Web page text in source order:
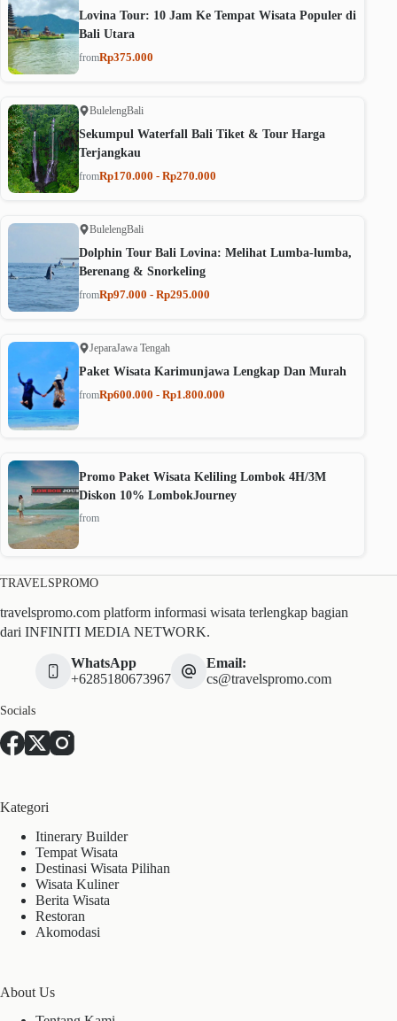
Lovina Tour: 10 Jam Ke Tempat Wisata Populer di
Bali Utara
fromRp375.000
BulelengBali
Sekumpul Waterfall Bali Tiket & Tour Harga
Terjangkau
fromRp170.000 - Rp270.000
BulelengBali
Dolphin Tour Bali Lovina: Melihat Lumba-lumba,
Berenang & Snorkeling
fromRp97.000 - Rp295.000
JeparaJawa Tengah
Paket Wisata Karimunjawa Lengkap Dan Murah
fromRp600.000 - Rp1.800.000
Promo Paket Wisata Keliling Lombok 4H/3M
Diskon 10% LombokJourney
from
TRAVELSPROMO
travelspromo.com platform informasi wisata terlengkap bagian
dari INFINITI MEDIA NETWORK.
WhatsApp
+6285180673967
Email:
cs@travelspromo.com
Socials
Kategori
Itinerary Builder
Tempat Wisata
Destinasi Wisata Pilihan
Wisata Kuliner
Berita Wisata
Restoran
Akomodasi
About Us